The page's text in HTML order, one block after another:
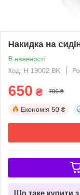
Накидка на
В наявності
Код: H 19002 BK
650 ₴ 700 ₴
Економія 50 ₴
Що таке купити